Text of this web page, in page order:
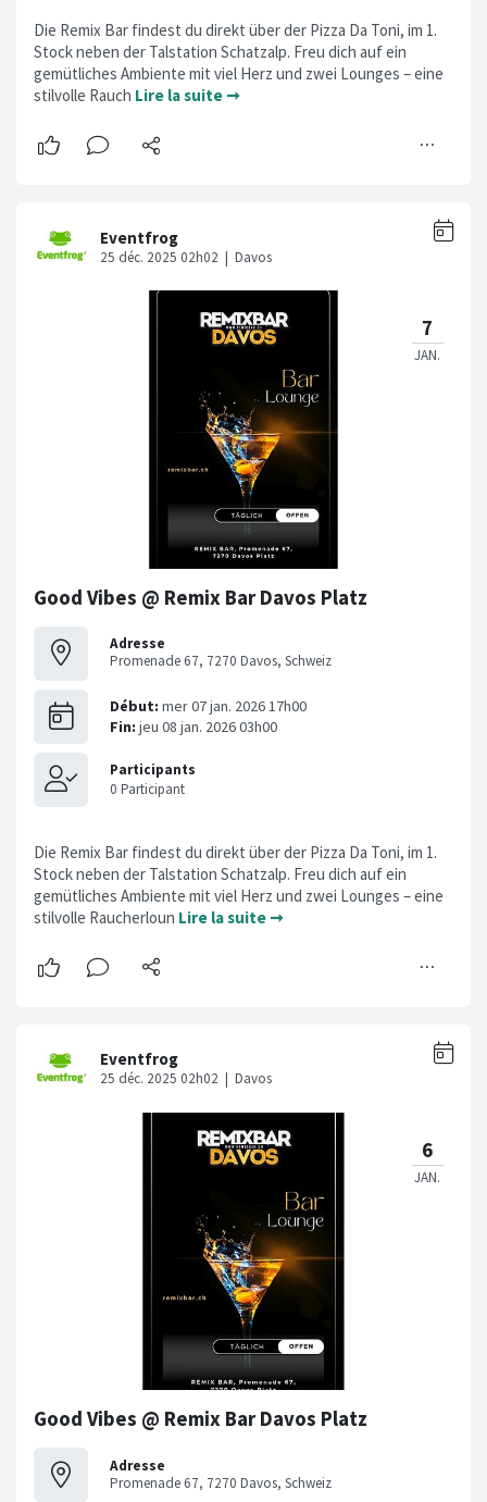
Die Remix Bar findest du direkt über der Pizza Da Toni, im 1.
Stock neben der Talstation Schatzalp. Freu dich auf ein
gemütliches Ambiente mit viel Herz und zwei Lounges – eine
stilvolle Rauch Lire la suite ➞
Good Vibes @ Remix Bar Davos Platz
Adresse
Promenade 67, 7270 Davos, Schweiz
Die Remix Bar findest du direkt über der Pizza Da Toni, im 1.
Stock neben der Talstation Schatzalp. Freu dich auf ein
gemütliches Ambiente mit viel Herz und zwei Lounges – eine
stilvolle Raucherloun Lire la suite ➞
Good Vibes @ Remix Bar Davos Platz
Adresse
Promenade 67, 7270 Davos, Schweiz